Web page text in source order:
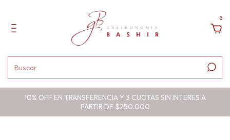
0
10% OFF EN TRANSFERENCIA Y 3 CUOTAS SIN INTERES A
PARTIR DE $250.000